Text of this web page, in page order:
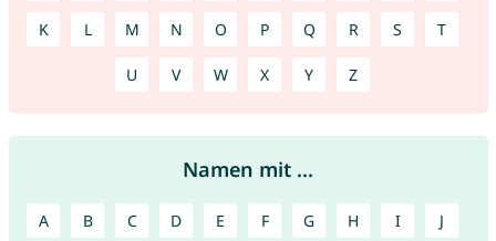
K L M N O P Q R S T
U V W X Y Z
Namen mit ...
A B C D E F G H I J